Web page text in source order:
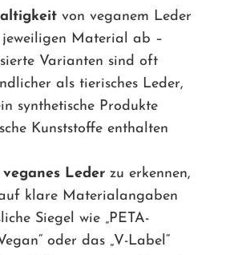
von veganem Leder
Material ab –
Varianten sind oft
als tierisches Leder,
synthetische Produkte
Kunststoffe enthalten
veganes Leder zu erkennen,
klare Materialangaben
Siegel wie „PETA-
oder das „V-Label“